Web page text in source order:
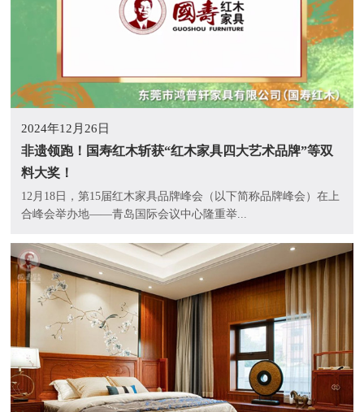
2024年12月26日
非遗领跑！国寿红木斩获“红木家具四大艺术品牌”等双
料大奖！
12月18日，第15届红木家具品牌峰会（以下简称品牌峰会）在上
合峰会举办地——青岛国际会议中心隆重举...